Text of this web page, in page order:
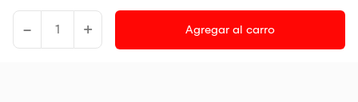
- + Agregar al carro
Tiendas Peruanas S.A. R.U.C. Nº 20493020618. Todos los derechos
reservados. Av. Aviación 2405 Piso 3, San Borja
Precios disponibles solo en www.oechsle.pe. Precios online publicados
pueden incluir descuento adicional. Precios sujetos a variaciones sin